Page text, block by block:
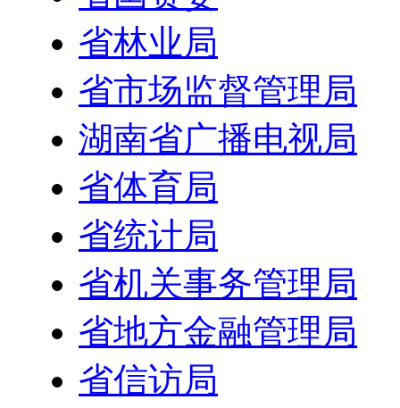
省林业局
省市场监督管理局
湖南省广播电视局
省体育局
省统计局
省机关事务管理局
省地方金融管理局
省信访局